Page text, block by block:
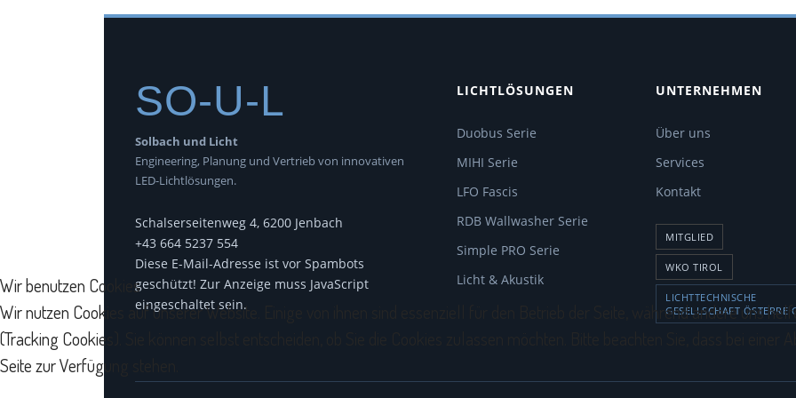
SO-U-L
Solbach und Licht
Engineering, Planung und Vertrieb von innovativen
LED-Lichtlösungen.
Schalserseitenweg 4, 6200 Jenbach
+43 664 5237 554
Diese E-Mail-Adresse ist vor Spambots
geschützt! Zur Anzeige muss JavaScript
eingeschaltet sein.
LICHTLÖSUNGEN
Duobus Serie
MIHI Serie
LFO Fascis
RDB Wallwasher Serie
Simple PRO Serie
Licht & Akustik
UNTERNEHMEN
Über uns
Services
Kontakt
MITGLIED
WKO TIROL
LICHTTECHNISCHE
GESELLSCHAFT
Wir benutzen Cookies
Wir nutzen Cookies auf unserer Website. Einige von ihnen sind essenziell für den Betrieb der Seite, während andere uns
(Tracking Cookies). Sie können selbst entscheiden, ob Sie die Cookies zulassen möchten. Bitte beachten Sie, dass bei
Seite zur Verfügung stehen.